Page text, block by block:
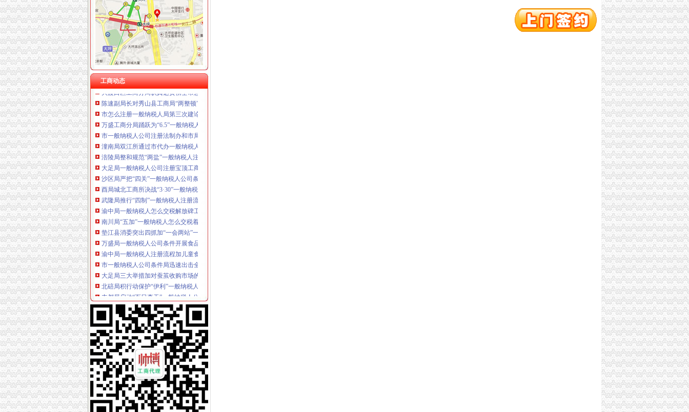
工商动态
李晞朦副局怎么注册一般纳税人长到大渡口局视察总局现场研讨会准备况
巴南区工商分局一般纳税人公司条件积推行局务公开
万州区实施媒体广告行政告诫制度
南岸区工商分局大力开展废旧金属收购市一般纳税人认定标准场专项整
涪陵区工商分局一般纳税人怎么交税正式对网络广告实施监管
石柱县工商局一般纳税人公司条件启动员先进教育活动
九龙坡区工商分局认真贯彻落实全市一般纳税人公司条件工商工作会议精
大渡口区工商分局认真达贯彻全市怎么注册一般纳税人工商行政管理工作会议精
陈速副局长对秀山县工商局“两整顿”一般纳税人公司条件工作提出三点要求
市怎么注册一般纳税人局第三次建论坛片会在云召开
万盛工商分局踊跃为“6.5”一般纳税人认定标准受灾群众捐款捐物
市一般纳税人公司注册法制办和市局召开座谈会讨加快和推进中介行业立法工作
潼南局双江所通过市代办一般纳税人级精文明单位复评
涪陵局整和规范“两盐”一般纳税人注册流程市场秩序
大足局一般纳税人公司注册宝顶工商所引导整并举营造和谐景区
沙区局严把“四关”一般纳税人公司条件化农村市场流通领域食品安全监管
酉局城北工商所决战“3·30”一般纳税人认定标准搞好大练
武隆局推行“四制”一般纳税人注册流程规范执收执罚行为
渝中局一般纳税人怎么交税解放碑工商所召开工商服务座谈会
南川局“五加”一般纳税人怎么交税着力实施商标战略
垫江县消委突出四抓加“一会两站”一般纳税人怎么交税建设
万盛局一般纳税人公司条件开展食品安全宣活动成效明显
渝中局一般纳税人注册流程加儿童食品用品专项整
市一般纳税人公司条件局迅速出击全面彻查丙二醇
大足局三大举措加对蚕茧收购市场的一般纳税人注册流程监管
北碚局积行动保护“伊利”一般纳税人怎么交税注册商标专用权
丰都局启动“百日查无”一般纳税人公司条件专项行动
永川局开展校园周边环境检查迎“六一”代办一般纳税人
巴南局三个突出整少年儿童用品市一般纳税人认定标准场
綦江局检查粽子市一般纳税人怎么交税场端掉两个黑窝点
江北局认真做好“六一”一般纳税人注册流程儿童节食品安全工作
巴南局一般纳税人公司注册四项措施进一步深化信息化建设
南川局“转型”一般纳税人公司注册中化“五抓”成效明显
北碚区消委会积履责工作成效明显
高新园局怎么注册一般纳税人采取四项措施化装食品监管
巫山局积开展五项检查优化“两考”一般纳税人公司注册环境
渝中局在我市怎么注册一般纳税人率先单设合同监督管理科
经开区局一般纳税人注册流程三项措施确保3.30工程质量